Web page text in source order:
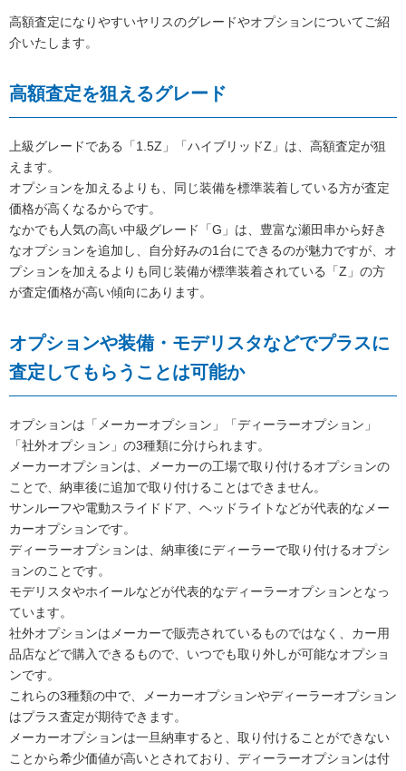
高額査定になりやすいヤリスのグレードやオプションについてご紹
介いたします。
高額査定を狙えるグレード
上級グレードである「1.5Z」「ハイブリッドZ」は、高額査定が狙
えます。
オプションを加えるよりも、同じ装備を標準装着している方が査定
価格が高くなるからです。
なかでも人気の高い中級グレード「G」は、豊富な瀬田串から好き
なオプションを追加し、自分好みの1台にできるのが魅力ですが、オ
プションを加えるよりも同じ装備が標準装着されている「Z」の方
が査定価格が高い傾向にあります。
オプションや装備・モデリスタなどでプラスに
査定してもらうことは可能か
オプションは「メーカーオプション」「ディーラーオプション」
「社外オプション」の3種類に分けられます。
メーカーオプションは、メーカーの工場で取り付けるオプションの
ことで、納車後に追加で取り付けることはできません。
サンルーフや電動スライドドア、ヘッドライトなどが代表的なメー
カーオプションです。
ディーラーオプションは、納車後にディーラーで取り付けるオプシ
ョンのことです。
モデリスタやホイールなどが代表的なディーラーオプションとなっ
ています。
社外オプションはメーカーで販売されているものではなく、カー用
品店などで購入できるもので、いつでも取り外しが可能なオプショ
ンです。
これらの3種類の中で、メーカーオプションやディーラーオプション
はプラス査定が期待できます。
メーカーオプションは一旦納車すると、取り付けることができない
ことから希少価値が高いとされており、ディーラーオプションは付